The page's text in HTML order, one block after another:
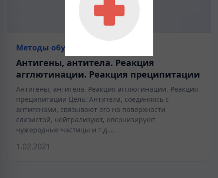
Методы обучения
Антигены, антитела. Реакция
агглютинации. Реакция преципитации
Антигены, антитела. Реакция агглютинации. Реакция
преципитации Цель: Антитела, соединяясь с
антигенами, связывают его на поверхности
слизистой, нейтрализуют, опсонизируют
чужеродные частицы и т.д.…
1.02.2021